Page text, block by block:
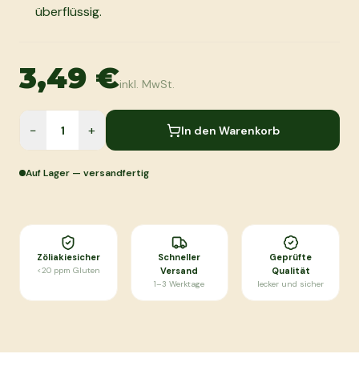
überflüssig.
3,49 €inkl. MwSt.
− + In den Warenkorb
Auf Lager — versandfertig
Zöliakiesicher
<20 ppm Gluten
Schneller
Versand
1–3 Werktage
Geprüfte
Qualität
lecker und sicher